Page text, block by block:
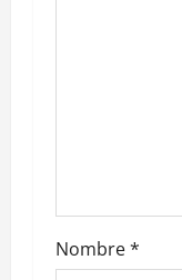
a
s
Nombre*